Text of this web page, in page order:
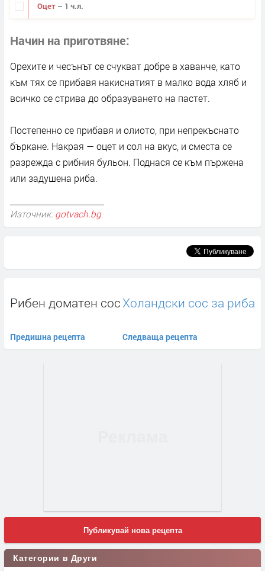
Оцет – 1 ч.л.
Начин на приготвяне
Орехите и чесънът се счукват добре в хаванче, като
към тях се прибавя накиснатият в малко вода хляб и
всичко се стрива до образуването на пастет.
Постепенно се прибавя и олиото, при непрекъснато
бъркане. Накрая — оцет и сол на вкус, и сместа се
разрежда с рибния бульон. Поднася се към пържена
или задушена риба.
Източник: gotvach.bg
Рибен доматен сос
Предишна рецепта
Холандски сос за риба
Следваща рецепта
Публикувай нова рецепта
Категории в Други